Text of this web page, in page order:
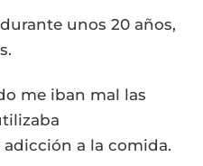
unos 20 años,
me iban mal las
a la comida.